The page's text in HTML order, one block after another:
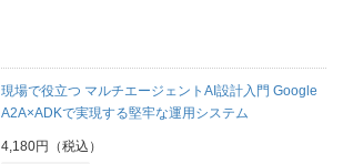
現場で役立つ マルチエージェントAI設計入門 Google
A2A×ADKで実現する堅牢な運用システム
4,180円（税込）